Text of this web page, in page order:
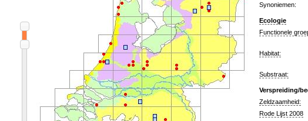
Synoniemen:
Ecologie
Functionele
Habitat:
Substraat:
Verspreiding/
Zeldzaamheid:
Rode Lijst 2008